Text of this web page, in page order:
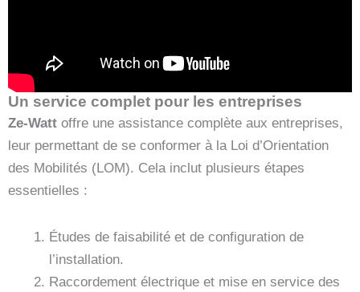
Un service complet pour les entreprises
Ze-Watt offre une assistance complète aux entreprises,
leur permettant de se conformer à la Loi d’Orientation
des Mobilités (LOM). Cela inclut plusieurs étapes
essentielles :
Études de faisabilité et de configuration de
l’installation.
Raccordement électrique et mise en service des